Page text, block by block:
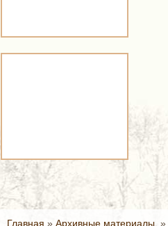
Главная » Архивные материалы. »